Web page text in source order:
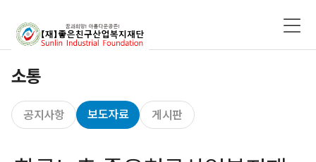
소통
공지사항 보도자료 게시판